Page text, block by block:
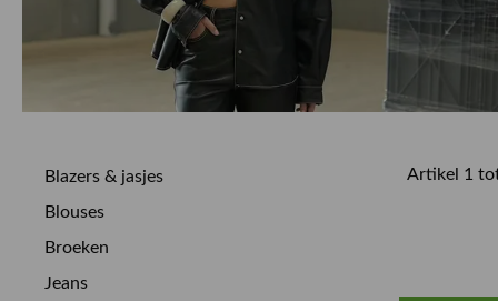
Blazers & jasjes
Blouses
Broeken
Jeans
Artikel 1